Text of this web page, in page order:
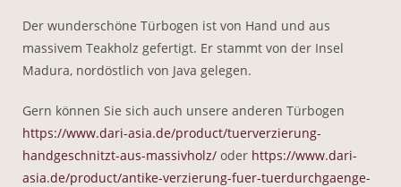
Der wunderschöne Türbogen ist von Hand und aus
massivem Teakholz gefertigt. Er stammt von der Insel
Madura, nordöstlich von Java gelegen.
Gern können Sie sich auch unsere anderen Türbogen
https://www.dari-asia.de/product/tuerverzierung-
handgeschnitzt-aus-massivholz/ oder https://www.dari-
asia.de/product/antike-verzierung-fuer-tuerdurchgaenge-